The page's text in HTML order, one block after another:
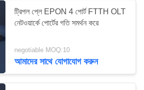
66
ট্রিপল প্লে EPON 4 পোর্ট FTTH OLT
নেটওয়ার্কে পোর্টের গতি সমর্থন করে
negotiable MOQ:10
আমাদের সাথে যোগাযোগ করুন